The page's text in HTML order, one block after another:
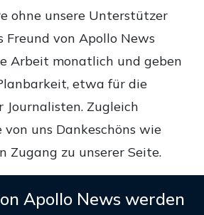
ohne unsere Unterstützer
Freund von Apollo News
Arbeit monatlich und geben
etwa für die
Journalisten. Zugleich
uns Dankeschöns wie
Zugang zu unserer Seite.
Apollo News werden